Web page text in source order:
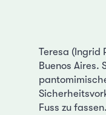
Teresa (Ingrid
Buenos Aires.
Fuss zu